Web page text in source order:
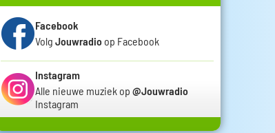
Facebook
Volg Jouwradio op Facebook
Instagram
Alle nieuwe muziek op @Jouwradio
Instagram